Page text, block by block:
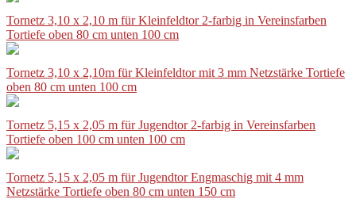
Tornetz 3,10 x 2,10 m für Kleinfeldtor 2-farbig in Vereinsfarben
Tortiefe oben 80 cm unten 100 cm
Tornetz 3,10 x 2,10m für Kleinfeldtor mit 3 mm Netzstärke Tortiefe
oben 80 cm unten 100 cm
Tornetz 5,15 x 2,05 m für Jugendtor 2-farbig in Vereinsfarben
Tortiefe oben 100 cm unten 100 cm
Tornetz 5,15 x 2,05 m für Jugendtor Engmaschig mit 4 mm
Netzstärke Tortiefe oben 80 cm unten 150 cm